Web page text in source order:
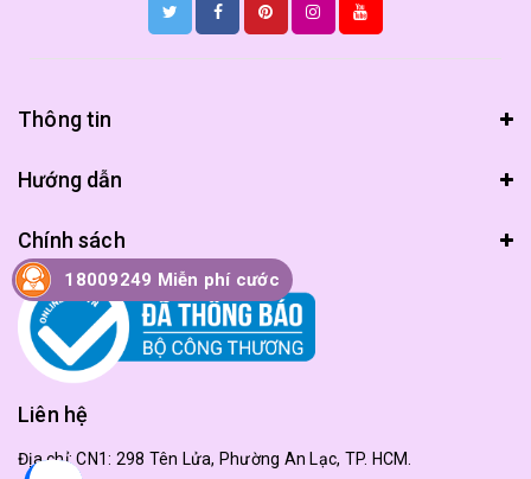
Thông tin
Hướng dẫn
Chính sách
Liên hệ
Địa chỉ:CN1: 298 Tên Lửa, Phường An Lạc, TP. HCM.
18009249 Miễn phí cước